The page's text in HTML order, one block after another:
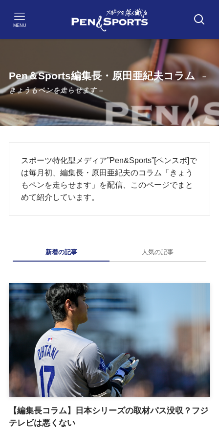
MENU
Pen＆Sports編集長・原田亜紀夫コラム
–
きょうもペンを走らせます –
スポーツ特化型メディア”Pen&Sports”[ペンスポ]で
は毎月初、編集長・原田亜紀夫のコラム「きょう
もペンを走らせます」を配信、このページでまと
めて紹介しています。
新着の記事 人気の記事
【編集長コラム】日本シリーズの取材パス没収？フジ
テレビは悪くない